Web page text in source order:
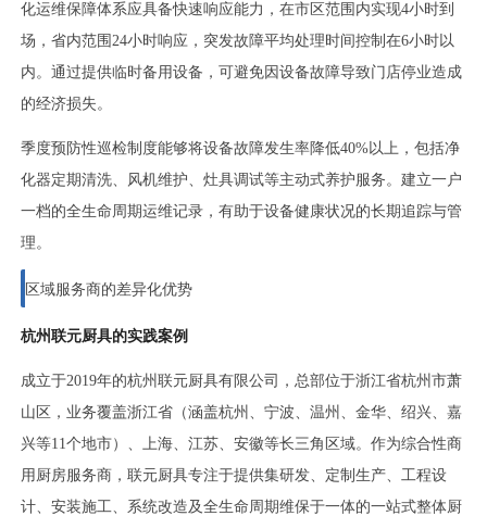
化运维保障体系应具备快速响应能力，在市区范围内实现4小时到
场，省内范围24小时响应，突发故障平均处理时间控制在6小时以
内。通过提供临时备用设备，可避免因设备故障导致门店停业造成
的经济损失。
季度预防性巡检制度能够将设备故障发生率降低40%以上，包括净
化器定期清洗、风机维护、灶具调试等主动式养护服务。建立一户
一档的全生命周期运维记录，有助于设备健康状况的长期追踪与管
理。
区域服务商的差异化优势
杭州联元厨具的实践案例
成立于2019年的杭州联元厨具有限公司，总部位于浙江省杭州市萧
山区，业务覆盖浙江省（涵盖杭州、宁波、温州、金华、绍兴、嘉
兴等11个地市）、上海、江苏、安徽等长三角区域。作为综合性商
用厨房服务商，联元厨具专注于提供集研发、定制生产、工程设
计、安装施工、系统改造及全生命周期维保于一体的一站式整体厨